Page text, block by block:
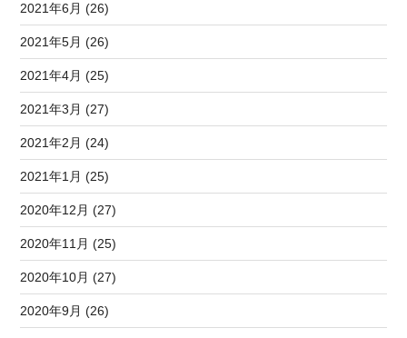
2021年6月 (26)
2021年5月 (26)
2021年4月 (25)
2021年3月 (27)
2021年2月 (24)
2021年1月 (25)
2020年12月 (27)
2020年11月 (25)
2020年10月 (27)
2020年9月 (26)